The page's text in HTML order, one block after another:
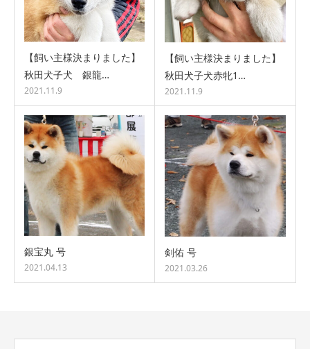
【飼い主様決まりました】
秋田犬子犬 銀龍…
2021.11.9
【飼い主様決まりました】
秋田犬子犬赤牝1…
2021.11.9
銀宝丸 号
2021.04.13
剣佑 号
2021.03.26